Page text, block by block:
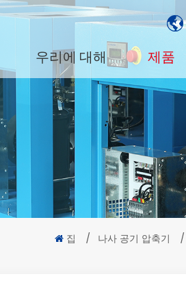
우리에 대해 제품
집 / 나사 공기 압축기 /